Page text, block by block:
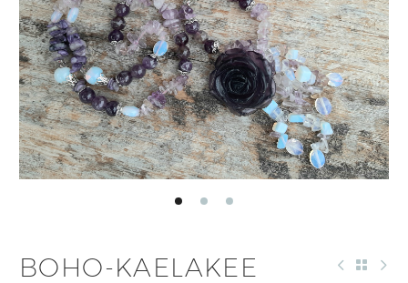
BOHO-KAELAKEE